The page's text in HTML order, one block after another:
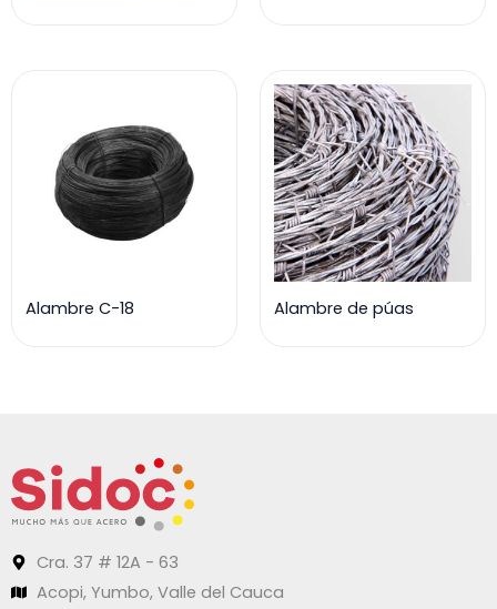
Alambre C-18 Alambre de púas
Cra. 37 # 12A - 63
Acopi, Yumbo, Valle del Cauca